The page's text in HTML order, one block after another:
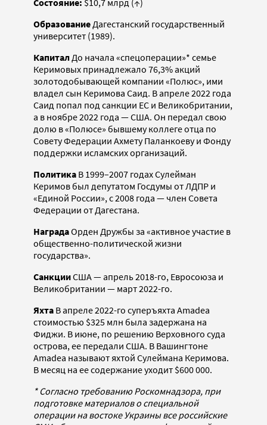
Образование Дагестанский государственный
университет (1989).
Капитал До начала «спецоперации»* семье
Керимовых принадлежало 76,3% акций
золотодобывающей компании «Полюс», ими
владел сын Керимова Саид. В апреле 2022 года
Саид попал под санкции ЕС и Великобритании,
а в ноябре 2022 года — США. Он передал свою
долю в «Полюсе» бывшему коллеге отца по
Совету Федерации Ахмету Паланкоеву и Фонду
поддержки исламских организаций.
Политика В 1999–2007 годах Сулейман
Керимов был депутатом Госдумы от ЛДПР и
«Единой России», с 2008 года — член Совета
Федерации от Дагестана.
НаградаОрден Дружбы за «активное участие в
общественно-политической жизни
государства».
СанкцииСША — апрель 2018-го, Евросоюза и
Великобритании — март 2022-го.
Яхта В апреле 2022-го суперъяхта Amadea
стоимостью $325 млн была задержана на
Фиджи. В июне, по решению Верховного суда
острова, ее передали США. В Вашингтоне
Amadea называют яхтой Сулеймана Керимова.
В месяц на ее содержание уходит $600 000.
* Согласно требованию Роскомнадзора, при
подготовке материалов о специальной
операции на востоке Украины все российские